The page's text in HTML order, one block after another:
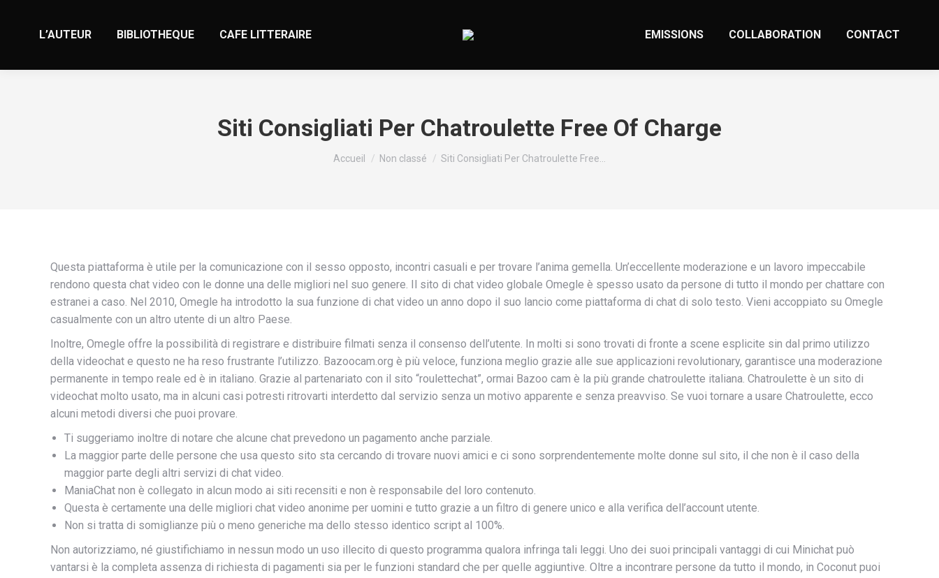
L’AUTEUR BIBLIOTHEQUE CAFE LITTERAIRE EMISSIONS COLLABORATION CONTACT
Siti Consigliati Per Chatroulette Free Of Charge
Vous êtes ici :
Accueil Non classé Siti Consigliati Per Chatroulette Free…
Questa piattaforma è utile per la comunicazione con il sesso opposto, incontri casuali e per trovare l’anima gemella. Un’eccellente moderazione e un lavoro impeccabile
rendono questa chat video con le donne una delle migliori nel suo genere. Il sito di chat video globale Omegle è spesso usato da persone di tutto il mondo per chattare con
estranei a caso. Nel 2010, Omegle ha introdotto la sua funzione di chat video un anno dopo il suo lancio come piattaforma di chat di solo testo. Vieni accoppiato su Omegle
casualmente con un altro utente di un altro Paese.
Inoltre, Omegle offre la possibilità di registrare e distribuire filmati senza il consenso dell’utente. In molti si sono trovati di fronte a scene esplicite sin dal primo utilizzo
della videochat e questo ne ha reso frustrante l’utilizzo. Bazoocam.org è più veloce, funziona meglio grazie alle sue applicazioni revolutionary, garantisce una moderazione
permanente in tempo reale ed è in italiano. Grazie al partenariato con il sito “roulettechat”, ormai Bazoo cam è la più grande chatroulette italiana. Chatroulette è un sito di
videochat molto usato, ma in alcuni casi potresti ritrovarti interdetto dal servizio senza un motivo apparente e senza preavviso. Se vuoi tornare a usare Chatroulette, ecco
alcuni metodi diversi che puoi provare.
Ti suggeriamo inoltre di notare che alcune chat prevedono un pagamento anche parziale.
La maggior parte delle persone che usa questo sito sta cercando di trovare nuovi amici e ci sono sorprendentemente molte donne sul sito, il che non è il caso della
maggior parte degli altri servizi di chat video.
ManiaChat non è collegato in alcun modo ai siti recensiti e non è responsabile del loro contenuto.
Questa è certamente una delle migliori chat video anonime per uomini e tutto grazie a un filtro di genere unico e alla verifica dell’account utente.
Non si tratta di somiglianze più o meno generiche ma dello stesso identico script al 100%.
Non autorizziamo, né giustifichiamo in nessun modo un uso illecito di questo programma qualora infringa tali leggi. Uno dei suoi principali vantaggi di cui Minichat può
vantarsi è la completa assenza di richiesta di pagamenti sia per le funzioni standard che per quelle aggiuntive. Oltre a incontrare persone da tutto il mondo, in Coconut puoi